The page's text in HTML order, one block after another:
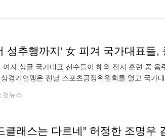
성추행까지' 女 피겨 국가대표들,
여자 싱글 국가대표 선수들이 해외 전지 훈련 중
경기연맹은 전날 스포츠공정위원회를 열고 국가
컷뉴스
클래스는 다르네” 허정한 조명